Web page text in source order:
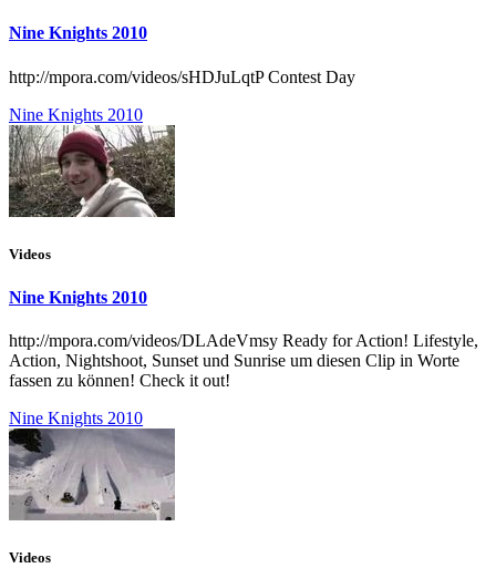
Nine Knights 2010
http://mpora.com/videos/sHDJuLqtP Contest Day
Nine Knights 2010
Videos
Nine Knights 2010
http://mpora.com/videos/DLAdeVmsy Ready for Action! Lifestyle,
Action, Nightshoot, Sunset und Sunrise um diesen Clip in Worte
fassen zu können! Check it out!
Nine Knights 2010
Videos